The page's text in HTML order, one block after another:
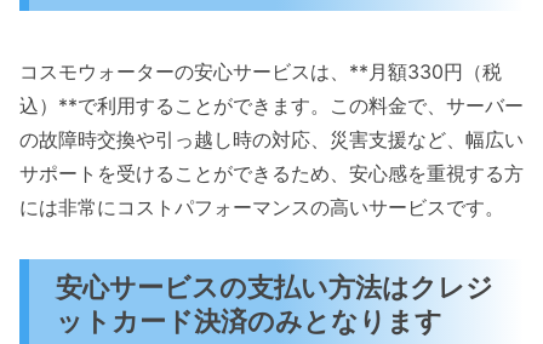
コスモウォーターの安心サービスは、**月額330円（税
込）**で利用することができます。この料金で、サーバー
の故障時交換や引っ越し時の対応、災害支援など、幅広い
サポートを受けることができるため、安心感を重視する方
には非常にコストパフォーマンスの高いサービスです。
安心サービスの支払い方法はクレジ
ットカード決済のみとなります